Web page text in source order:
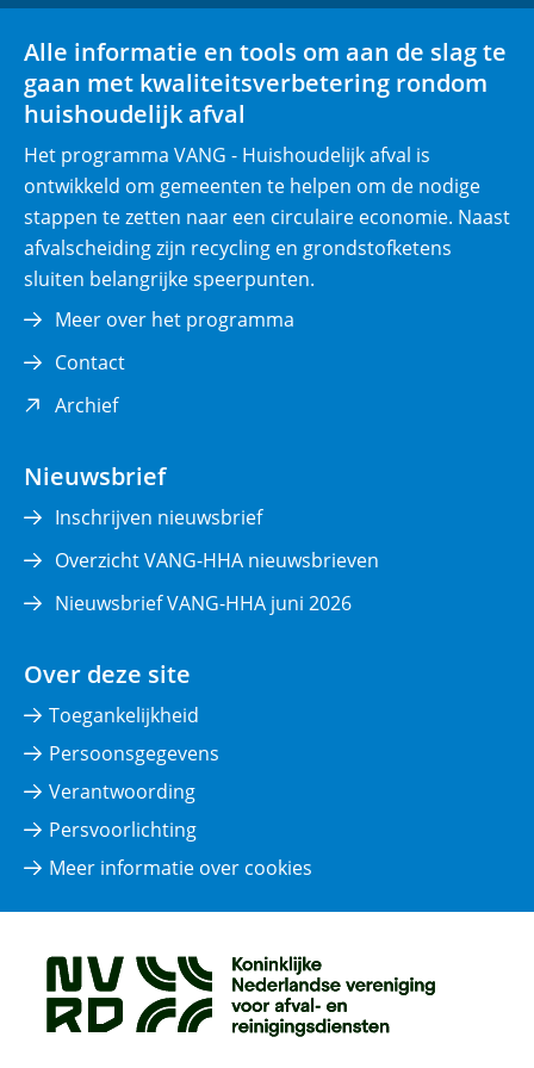
c
h
t
)
Alle informatie en tools om aan de slag te
gaan met kwaliteitsverbetering rondom
huishoudelijk afval
Het programma VANG - Huishoudelijk afval is
ontwikkeld om gemeenten te helpen om de nodige
stappen te zetten naar een circulaire economie. Naast
afvalscheiding zijn recycling en grondstofketens
sluiten belangrijke speerpunten.
Meer over het programma
Contact
Archief(opent
nieuw
Nieuwsbrief
Inschrijven nieuwsbrief
Overzicht VANG-HHA nieuwsbrieven
Nieuwsbrief VANG-HHA juni 2026
Over deze site
Toegankelijkheid
Persoonsgegevens
Verantwoording
Persvoorlichting
Meer informatie over cookies